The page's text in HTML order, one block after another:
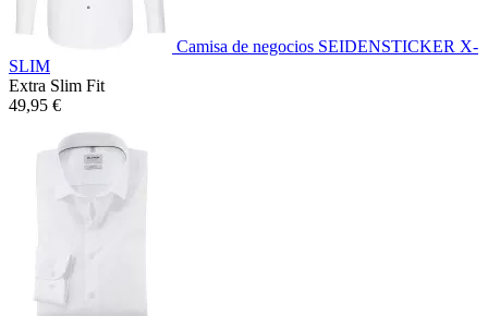
Camisa de negocios SEIDENSTICKER X-
SLIM
Extra Slim Fit
49,95 €